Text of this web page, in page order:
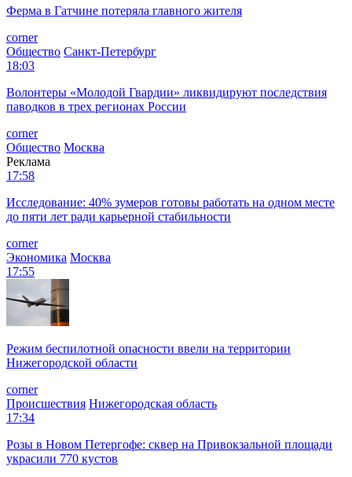
Ферма в Гатчине потеряла главного жителя
corner
Общество Санкт-Петербург
18:03
Волонтеры «Молодой Гвардии» ликвидируют последствия
паводков в трех регионах России
corner
Общество Москва
Реклама
17:58
Исследование: 40% зумеров готовы работать на одном месте
до пяти лет ради карьерной стабильности
corner
Экономика Москва
17:55
Режим беспилотной опасности ввели на территории
Нижегородской области
corner
Происшествия Нижегородская область
17:34
Розы в Новом Петергофе: сквер на Привокзальной площади
украсили 770 кустов